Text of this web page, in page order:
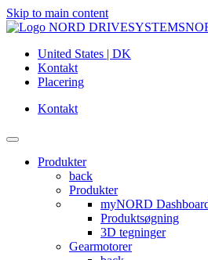
Skip to main content
United States | DK
Kontakt
Placering
Kontakt
Produkter
back
Produkter
myNORD
Produktsøgning
3D tegninger
Gearmotorer